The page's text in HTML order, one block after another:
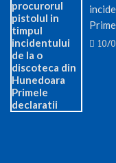
10/